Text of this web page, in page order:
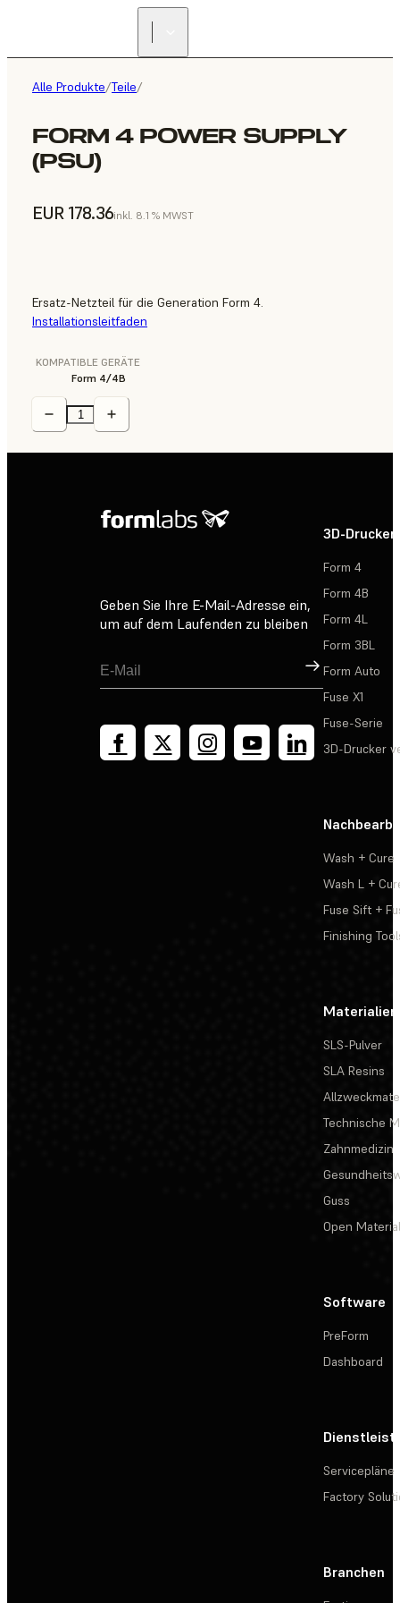
Alle Produkte/Teile/
FORM 4 POWER SUPPLY
(PSU)
EUR 178.36inkl. 8.1 % MWST
Ersatz-Netzteil für die Generation Form 4.
Installationsleitfaden
KOMPATIBLE GERÄTE
Form 4/4B
Geben Sie Ihre E-Mail-Adresse ein,
um auf dem Laufenden zu bleiben
Registrieren
3D-Drucker
Form 4
Form 4B
Form 4L
Form 3BL
Form Auto
Fuse X1
Fuse-Serie
3D-Drucker
Wash + Cure
Wash L +
Fuse Sift +
Finishing
Materialien
SLS-Pulver
SLA Resins
Technische
Zahnmedizin
Guss
Open
Software
PreForm
Dashboard
Servicepläne
Factory
Branchen